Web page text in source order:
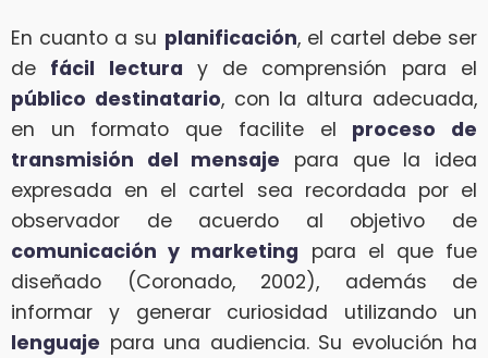
En cuanto a su planificación, el cartel debe ser
de fácil lectura y de comprensión para el
público destinatario, con la altura adecuada,
en un formato que facilite el proceso de
transmisión del mensaje para que la idea
expresada en el cartel sea recordada por el
observador de acuerdo al objetivo de
comunicación y marketing para el que fue
diseñado (Coronado, 2002), además de
informar y generar curiosidad utilizando un
lenguaje para una audiencia. Su evolución ha